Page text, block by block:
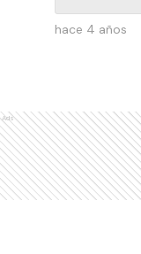
hace 4 años
Ads